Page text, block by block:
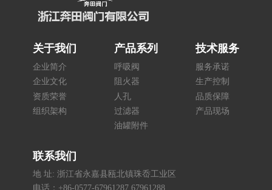
关于我们
企业简介
企业文化
资质荣誉
组织架构
产品系列
呼吸阀
阻火器
人孔
过滤器
油罐附件
技术服务
服务承诺
生产控制
品质保障
产品现场
联系我们
地 址: 浙江省永嘉县瓯北镇珠岙工业区
电话：+86-0577-67961287 67961288